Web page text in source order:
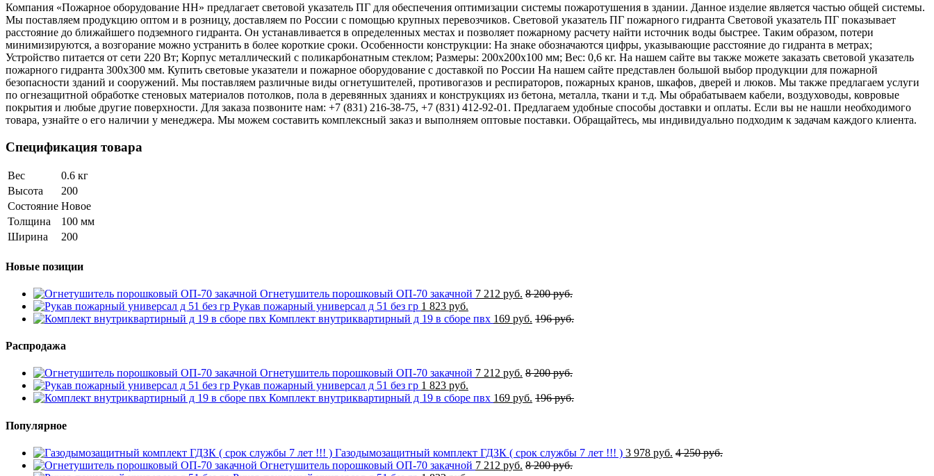
Компания «Пожарное оборудование НН» предлагает световой указатель ПГ для обеспечения оптимизации системы пожаротушения в здании. Данное изделие является частью общей системы.
Мы поставляем продукцию оптом и в розницу, доставляем по России с помощью крупных перевозчиков. Световой указатель ПГ пожарного гидранта Световой указатель ПГ показывает
расстояние до ближайшего подземного гидранта. Он устанавливается в определенных местах и позволяет пожарному расчету найти источник воды быстрее. Таким образом, потери
минимизируются, а возгорание можно устранить в более короткие сроки. Особенности конструкции: На знаке обозначаются цифры, указывающие расстояние до гидранта в метрах;
Устройство питается от сети 220 Вт; Корпус металлический с поликарбонатным стеклом; Размеры: 200х200х100 мм; Вес: 0,6 кг. На нашем сайте вы также можете заказать световой указатель
пожарного гидранта 300х300 мм. Купить световые указатели и пожарное оборудование с доставкой по России На нашем сайте представлен большой выбор продукции для пожарной
безопасности зданий и сооружений. Мы поставляем различные виды огнетушителей, противогазов и респираторов, пожарных кранов, шкафов, дверей и люков. Мы также предлагаем услуги
по огнезащитной обработке стеновых материалов потолков, пола в деревянных зданиях и конструкциях из бетона, металла, ткани и т.д. Мы обрабатываем кабели, воздуховоды, ковровые
покрытия и любые другие поверхности. Для заказа позвоните нам: +7 (831) 216-38-75, +7 (831) 412-92-01. Предлагаем удобные способы доставки и оплаты. Если вы не нашли необходимого
товара, узнайте о его наличии у менеджера. Мы можем составить комплексный заказ и выполняем оптовые поставки. Обращайтесь, мы индивидуально подходим к задачам каждого клиента.
Спецификация товара
Вес
0.6 кг
Высота
200
Состояние Новое
Толщина
100 мм
Ширина
200
Новые позиции
Огнетушитель порошковый ОП-70 закачной 7 212 руб. 8 200 руб.
Рукав пожарный универсал д 51 без гр 1 823 руб.
Комплект внутриквартирный д 19 в сборе пвх 169 руб. 196 руб.
Распродажа
Огнетушитель порошковый ОП-70 закачной 7 212 руб. 8 200 руб.
Рукав пожарный универсал д 51 без гр 1 823 руб.
Комплект внутриквартирный д 19 в сборе пвх 169 руб. 196 руб.
Популярное
Газодымозащитный комплект ГДЗК ( срок службы 7 лет !!! ) 3 978 руб. 4 250 руб.
Огнетушитель порошковый ОП-70 закачной 7 212 руб. 8 200 руб.